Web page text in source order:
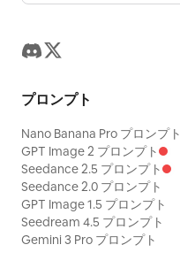
プロンプト
Nano Banana Pro プロンプト
GPT Image 2 プロンプト
Seedance 2.5 プロンプト
Seedance 2.0 プロンプト
GPT Image 1.5 プロンプト
Seedream 4.5 プロンプト
Gemini 3 Pro プロンプト